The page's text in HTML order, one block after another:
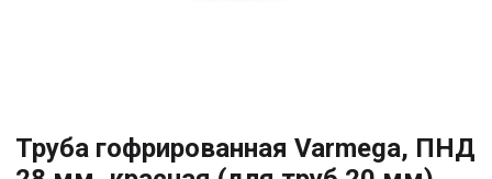
Труба гофрированная Varmega, ПНД